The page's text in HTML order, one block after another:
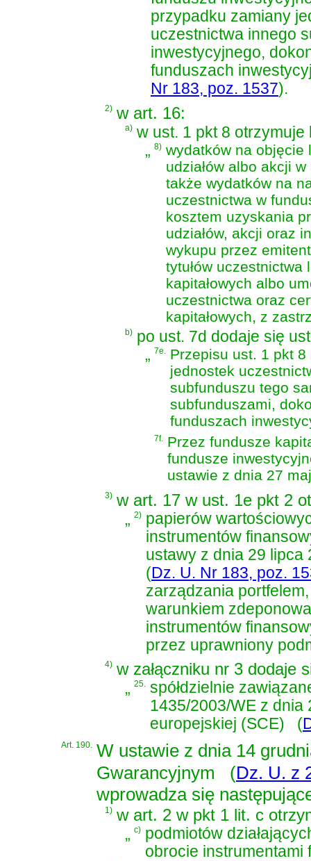
przypadku zamiany
uczestnictwa innego
inwestycyjnego,
funduszach
Nr 183, poz. 1537).
2) w art. 16:
a) w ust. 1 pkt 8 otrzymuje
„8) wydatków na objęcie
udziałów albo akcji
także wydatków na
uczestnictwa w
kosztem uzyskania
udziałów, akcji oraz
wykupu przez
tytułów
kapitałowych albo
uczestnictwa oraz
kapitałowych, z
b) po ust. 7d dodaje się
„ 7e. Przepisu ust. 1 pkt
jednostek
subfunduszu tego
subfunduszami,
funduszach
7f. Przez fundusze
fundusze
ustawie z dnia 27
3) w art. 17 w ust. 1e pkt 2
„2) papierów
instrumentów
ustawy z dnia 29 lipca
(Dz. U. Nr 183, poz.
zarządzania
warunkiem
instrumentów
przez uprawniony
4) w załączniku nr 3 dodaje
„25. spółdzielnie
1435/2003/WE z dnia
europejskiej (SCE)
(
Art. 190. W ustawie z dnia 14
Gwarancyjnym
(Dz. U. z
wprowadza się
1) w art. 2 w pkt 1 lit. c
„c) podmiotów
obrocie instrumentami